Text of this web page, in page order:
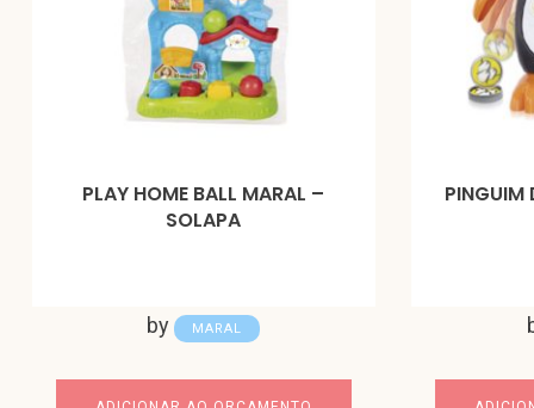
PLAY HOME BALL MARAL –
SOLAPA
by MARAL
PINGUIM